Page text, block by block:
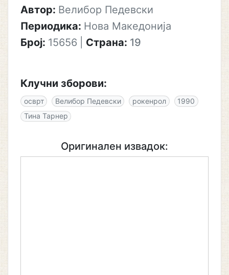
Автор: Велибор Педевски
Периодика: Нова Македонија
Број: 15656 Страна: 19
Клучни зборови:
осврт Велибор Педевски рокенрол
1990
Тина Тарнер
Оригинален извадок: